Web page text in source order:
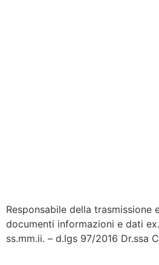
Responsabile della trasmissione
documenti informazioni e dati
ss.mm.ii. – d.lgs 97/2016 Dr.ssa